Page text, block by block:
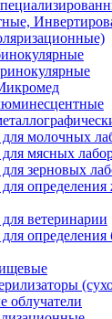
молочных
мясных
зерновых
ветеринарии
определения
облучатели